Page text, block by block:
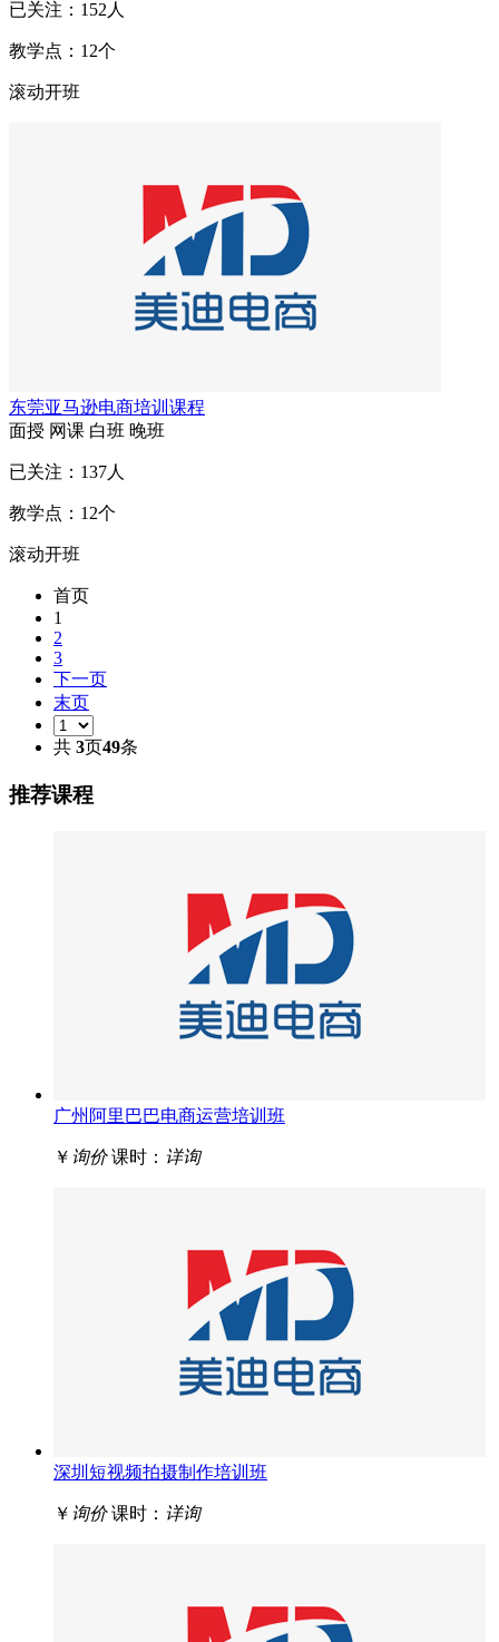
已关注： 152 人
教学点： 12个
滚动开班
东莞亚马逊电商培训课程
面授 网课 白班 晚班
已关注： 137人
教学点： 12个
滚动开班
首页
1
2
3
下一页
末页
共 3页49条
推荐课程
广州阿里巴巴电商运营培训班
￥ 询价 课时： 详询
深圳短视频拍摄制作培训班
￥ 询价 课时： 详询